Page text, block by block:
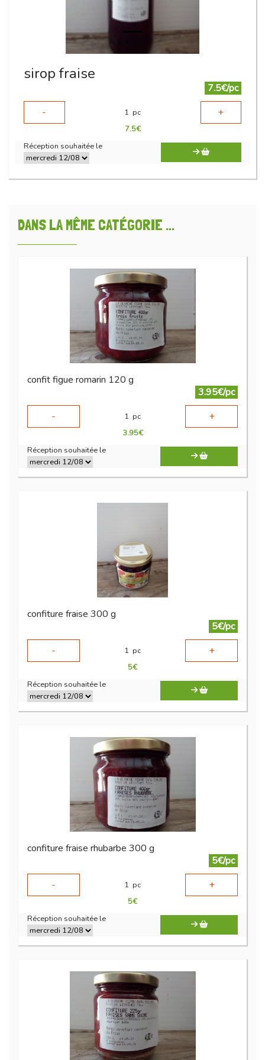
sirop fraise
7.5€/pc
-
1 pc +
7.5€
Réception souhaitée le
DANS LA MÊME CATÉGORIE ...
confit figue romarin 120 g
3.95€/pc
-
1 pc +
3.95€
Réception souhaitée le
confiture fraise 300 g
5€/pc
-
1 pc +
5€
Réception souhaitée le
confiture fraise rhubarbe 300 g
5€/pc
-
1 pc +
5€
Réception souhaitée le